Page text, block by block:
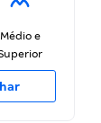
Médio e